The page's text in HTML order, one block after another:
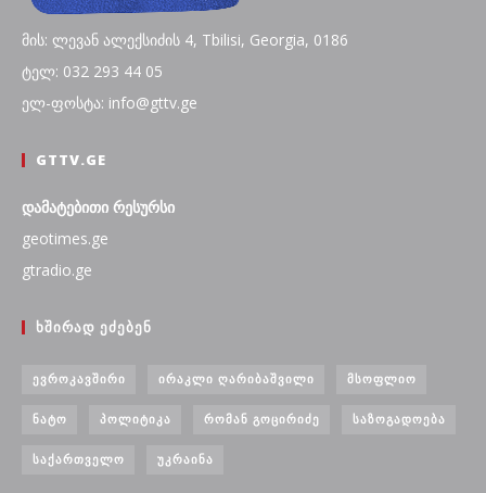
მის: ლევან ალექსიძის 4, Tbilisi, Georgia, 0186
ტელ: 032 293 44 05
ელ-ფოსტა: info@gttv.ge
GTTV.GE
დამატებითი რესურსი
geotimes.ge
gtradio.ge
ᲮᲨᲘᲠᲐᲓ ᲔᲫᲔᲑᲔᲜ
ᲔᲕᲠᲝᲙᲐᲕᲨᲘᲠᲘ ᲘᲠᲐᲙᲚᲘ ᲦᲐᲠᲘᲑᲐᲨᲕᲘᲚᲘ ᲛᲡᲝᲤᲚᲘᲝ
ᲜᲐᲢᲝ ᲞᲝᲚᲘᲢᲘᲙᲐ ᲠᲝᲛᲐᲜ ᲒᲝᲪᲘᲠᲘᲫᲔ ᲡᲐᲖᲝᲒᲐᲓᲝᲔᲑᲐ
ᲡᲐᲥᲐᲠᲗᲕᲔᲚᲝ ᲣᲙᲠᲐᲘᲜᲐ